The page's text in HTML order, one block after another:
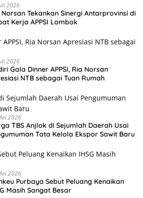
2026
Norsan Tekankan Sinergi Antarprovinsi di
Kerja APPSI Lombok
2026
Gala Dinner APPSI, Ria Norsan
NTB sebagai Tuan Rumah
2026
TBS Anjlok di Sejumlah Daerah Usai
Tata Kelola Ekspor Sawit Baru
2026
Purbaya Sebut Peluang Kenaikan
Masih Sangat Besar